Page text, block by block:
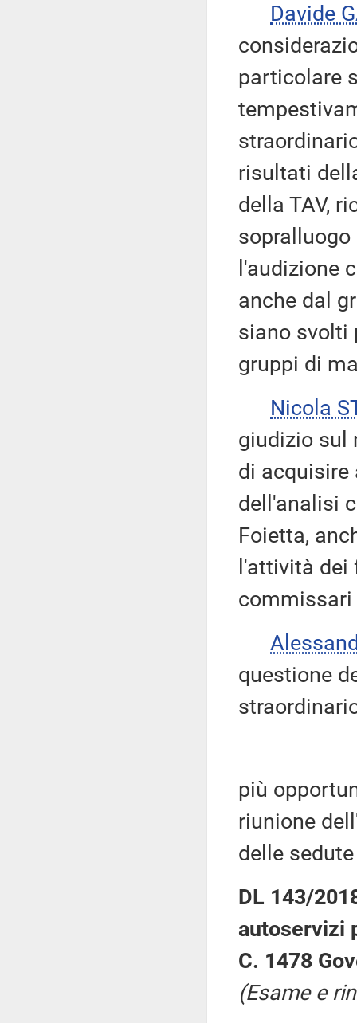
Davide
particolare
risultati
della TAV,
l'audizione
anche dal
siano svolti
gruppi di
Nicola
giudizio sul
di acquisire
dell'analisi
Foietta,
l'attività
questione
più
riunione
delle
DL 143/
autoservizi
C. 1478
(Esame e